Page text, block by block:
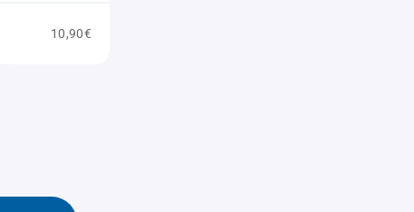
10,90€